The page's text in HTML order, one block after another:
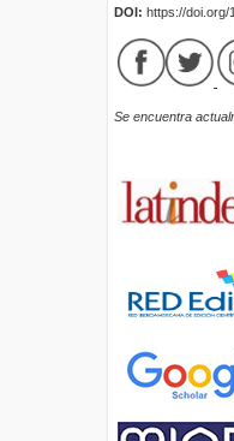
DOI: https://doi.org/
Se encuentra